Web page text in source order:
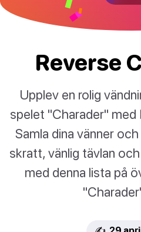
Reverse
Upplev en rolig
spelet "Charader" med
Samla dina vänner
skratt, vänlig tävlan
med denna lista på